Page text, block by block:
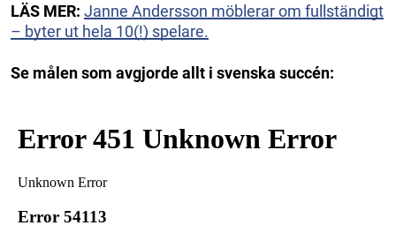
LÄS MER: Janne Andersson möblerar om fullständigt
– byter ut hela 10(!) spelare.
Se målen som avgjorde allt i svenska succén: